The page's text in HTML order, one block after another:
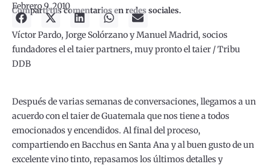
Febrero 9, 2010
Compartí tus comentarios en redes sociales.
Víctor Pardo, Jorge Solórzano y Manuel Madrid, socios
fundadores el el taier partners, muy pronto el taier / Tribu
DDB
Después de varias semanas de conversaciones, llegamos a un
acuerdo con el taier de Guatemala que nos tiene a todos
emocionados y encendidos. Al final del proceso,
compartiendo en Bacchus en Santa Ana y al buen gusto de un
excelente vino tinto, repasamos los últimos detalles y